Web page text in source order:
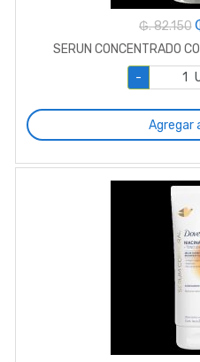
₲. 82.150
SERUN CONCENTRADO
-
Agregar